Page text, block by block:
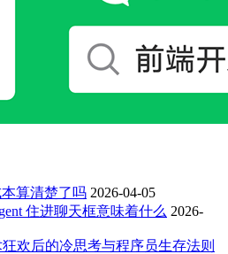
算清楚了吗 2026-04-05
住进聊天框意味着什么 2026-
欢后的冷思考与程序员生存法则